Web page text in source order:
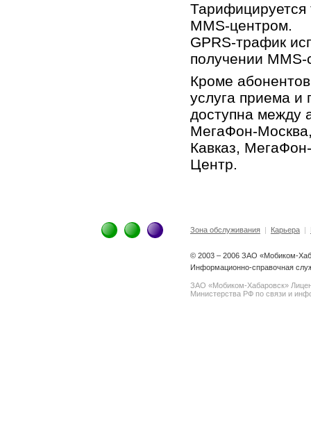
Тарифицируется
MMS-центром.
GPRS-трафик
получении
Кроме
услуга приема и
доступна между
МегаФон-
Кавказ,
Центр.
Зона обслуживания| Карьера|
© 2003 – 2006 ЗАО «Мобиком-
Информационно-справочная
ЗАО «Мобиком-Хабаровск»
Министерства РФ по связи и